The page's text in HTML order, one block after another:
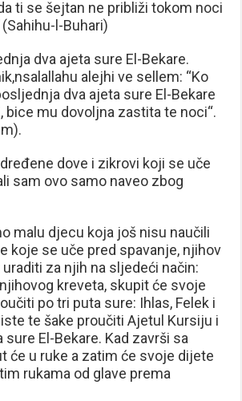
ti se šejtan ne približi tokom noci
l-Buhari)
dva ajeta sure El-Bekare.
alejhi ve sellem: “Ko
dva ajeta sure El-Bekare
bice mu dovoljna zastita te noci“.
dove i zikrovi koji se uče
sam ovo samo naveo zbog
malu djecu koja još nisu naučili
koje se uče pred spavanje, njihov
za njih na sljedeći način:
kreveta, skupit će svoje
po tri puta sure: Ihlas, Felek i
te šake proučiti Ajetul Kursiju i
sure El-Bekare. Kad završi sa
će u ruke a zatim će svoje dijete
rukama od glave prema